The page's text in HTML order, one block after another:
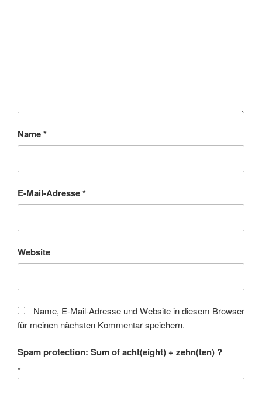
Name*
E-Mail-Adresse*
Website
Name, E-Mail-Adresse und Website in diesem Browser
für meinen nächsten Kommentar speichern.
Spam protection: Sum of acht(eight) + zehn(ten) ?
*